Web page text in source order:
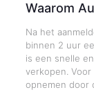
Waarom
Na het
binnen 2 uur
is een snelle
verkopen.
opnemen door